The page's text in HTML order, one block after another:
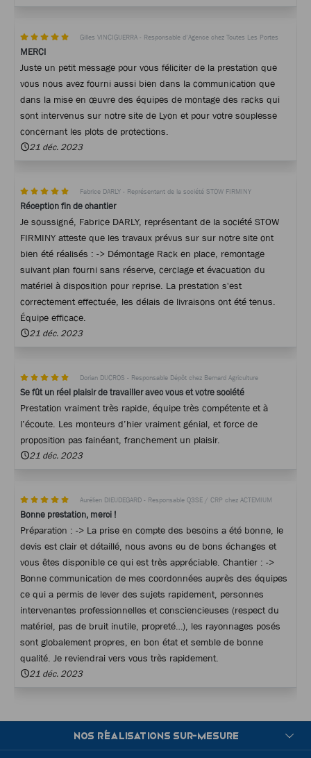
Gilles VINCIGUERRA - Responsable d’Agence chez Toutes Les Portes
MERCI
Juste un petit message pour vous féliciter de la prestation que
vous nous avez fourni aussi bien dans la communication que
dans la mise en œuvre des équipes de montage des racks qui
sont intervenus sur notre site de Lyon et pour votre souplesse
concernant les plots de protections.
21 déc. 2023
Fabrice DARLY - Représentant de la société STOW FIRMINY
Réception fin de chantier
Je soussigné, Fabrice DARLY, représentant de la société STOW
FIRMINY atteste que les travaux prévus sur sur notre site ont
bien été réalisés : -> Démontage Rack en place, remontage
suivant plan fourni sans réserve, cerclage et évacuation du
matériel à disposition pour reprise. La prestation s'est
correctement effectuée, les délais de livraisons ont été tenus.
Équipe efficace.
21 déc. 2023
Dorian DUCROS - Responsable Dépôt chez Bernard Agriculture
Se fût un réel plaisir de travailler avec vous et votre société
Prestation vraiment très rapide, équipe très compétente et à
l’écoute. Les monteurs d’hier vraiment génial, et force de
proposition pas fainéant, franchement un plaisir.
21 déc. 2023
Aurélien DIEUDEGARD - Responsable Q3SE / CRP chez ACTEMIUM
Bonne prestation, merci !
Préparation : -> La prise en compte des besoins a été bonne, le
devis est clair et détaillé, nous avons eu de bons échanges et
vous êtes disponible ce qui est très appréciable. Chantier : ->
Bonne communication de mes coordonnées auprès des équipes
ce qui a permis de lever des sujets rapidement, personnes
intervenantes professionnelles et consciencieuses (respect du
matériel, pas de bruit inutile, propreté…), les rayonnages posés
sont globalement propres, en bon état et semble de bonne
qualité. Je reviendrai vers vous très rapidement.
21 déc. 2023
NOS RÉALISATIONS SUR-MESURE